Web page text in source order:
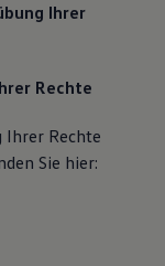
Ihrer
Rechte
Ihrer Rechte
Sie hier: